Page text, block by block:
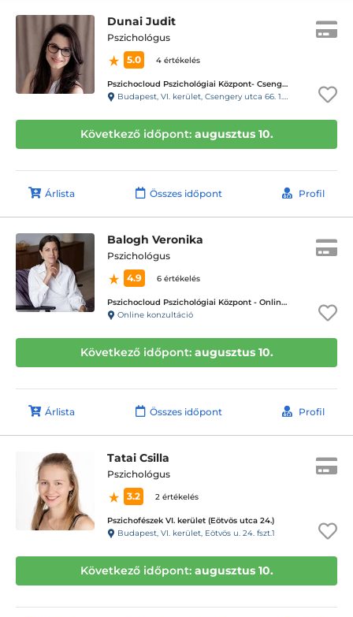
Dunai Judit
Pszichológus
5.0
4 értékelés
Pszichocloud Pszichológiai Központ- Csengery utca/Oktogon
Budapest, VI. kerület, Csengery utca 66. 1.emelet 13-as ajtó, 19-es kapucsengő
Következő időpont: augusztus 10.
Árlista Összes időpont Profil
Balogh Veronika
Pszichológus
4.9
6 értékelés
Pszichocloud Pszichológiai Központ - Online ügyfélfogadás
Online konzultáció
Következő időpont: augusztus 10.
Árlista Összes időpont Profil
Tatai Csilla
Pszichológus
3.2
2 értékelés
Pszichofészek VI. kerület (Eötvös utca 24.)
Budapest, VI. kerület, Eötvös u. 24. fszt.1
Következő időpont: augusztus 10.